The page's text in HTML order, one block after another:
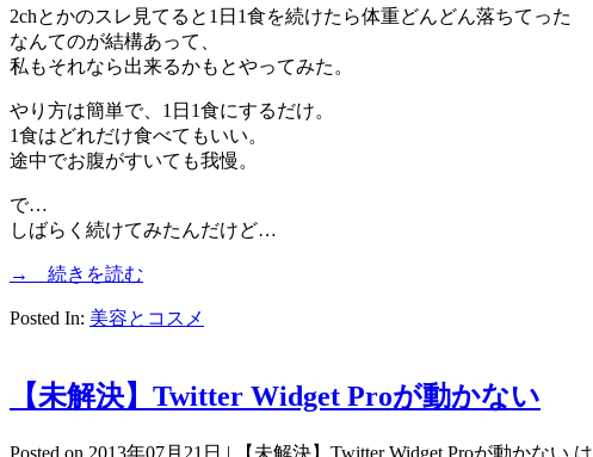
2chとかのスレ見てると1日1食を続けたら体重どんどん落ちてった
なんてのが結構あって、
私もそれなら出来るかもとやってみた。
やり方は簡単で、1日1食にするだけ。
1食はどれだけ食べてもいい。
途中でお腹がすいても我慢。
で…
しばらく続けてみたんだけど…
→ 続きを読む
Posted In: 美容とコスメ
【未解決】Twitter Widget Proが動かない
Posted on 2013年07月21日 | 【未解決】Twitter Widget Proが動かない は